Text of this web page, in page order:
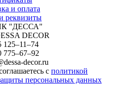
и оплата
реквизиты
"ДЕССА"
DECOR
125–11–74
775–67–92
decor.ru
с политикой
персональных данных